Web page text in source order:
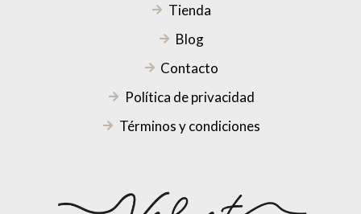
Tienda
Blog
Contacto
Política de privacidad
Términos y condiciones